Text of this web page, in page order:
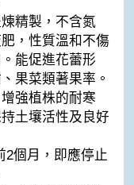
精製，不含氮
，性質溫和不傷
能促進花蕾形
果菜類著果率。
強植株的耐寒
土壤活性及良好
2個月，即應停止